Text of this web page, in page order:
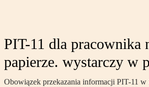
PIT-11 dla pracownika
papierze. wystarczy w
Obowiązek przekazania informacji PIT-11 w